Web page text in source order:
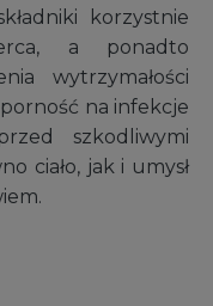
korzystnie
a ponadto
wytrzymałości
na infekcje
szkodliwymi
ciało, jak i umysł